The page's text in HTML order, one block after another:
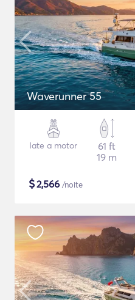
Waverunner 55
Iate a motor
61 ft
19 m
$2,566 /noite